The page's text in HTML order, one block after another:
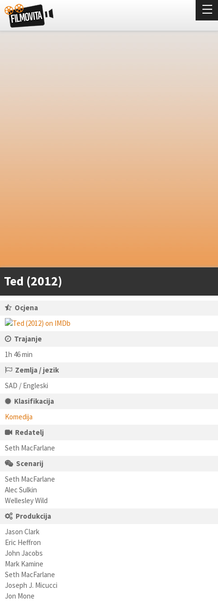
Ted (2012)
Ocjena
Trajanje
1h 46 min
Zemlja / jezik
SAD / Engleski
Klasifikacija
Komedija
Redatelj
Seth MacFarlane
Scenarij
Seth MacFarlane
Alec Sulkin
Wellesley Wild
Produkcija
Jason Clark
Eric Heffron
John Jacobs
Mark Kamine
Seth MacFarlane
Joseph J. Micucci
Jon Mone